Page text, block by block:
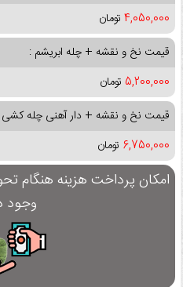
4,050,000 تومان
قیمت نخ و نقشه + چله ابریشم :
5,200,000 تومان
قیمت نخ و نقشه + دار آهنی چله کشی
6,750,000 تومان
امکان پرداخت هزینه هنگام
وجود